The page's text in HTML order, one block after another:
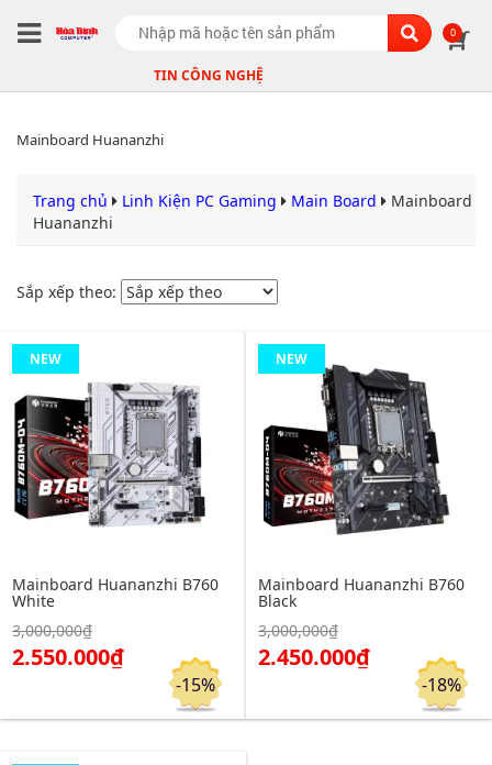
0
Search
TIN CÔNG NGHỆ
Mainboard Huananzhi
Trang chủ Linh Kiện PC Gaming Main Board
Mainboard
Huananzhi
Sắp xếp theo:
NEW
Mainboard Huananzhi B760
White
3,000,000₫
2.550.000₫
-15%
NEW
Mainboard Huananzhi B760
Black
3,000,000₫
2.450.000₫
-18%